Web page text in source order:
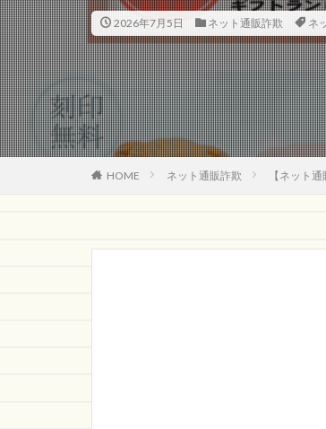
2026年7月5日 ネット通販詐欺 ネ
HOME ネット通販詐欺 【ネット